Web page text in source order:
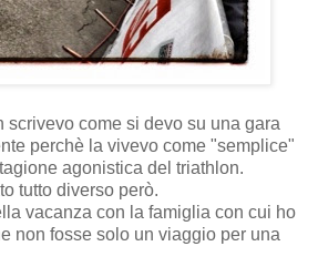
scrivevo come si devo su una gara
perchè la vivevo come "semplice"
agonistica del triathlon.
tutto diverso però.
vacanza con la famiglia con cui ho
non fosse solo un viaggio per una